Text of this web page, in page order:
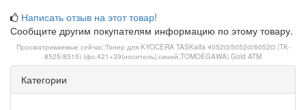
Написать отзыв на этот товар!
Сообщите другим покупателям информацию по этому товару.
Просматриваемые сейчас:Тонер для KYOCERA TASKalfa 4052ci/5052ci/6052ci (TK-
8525/8515) (фл,421+39(носитель),синий,TOMOEGAWA) Gold ATM
Категории